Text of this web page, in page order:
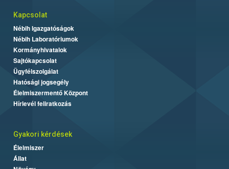
Kapcsolat
Nébih Igazgatóságok
Nébih Laboratóriumok
Kormányhivatalok
Sajtókapcsolat
Ügyfélszolgálat
Hatósági jogsegély
Élelmiszermentő Központ
Hírlevél feliratkozás
Gyakori kérdések
Élelmiszer
Állat